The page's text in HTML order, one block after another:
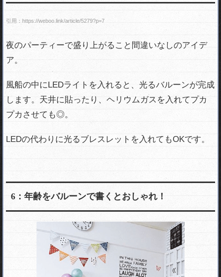
引用：https://weboo.link/article/5279?p=7
夜のパーティーで盛り上がること間違いなしのアイデ
ア。
風船の中にLEDライトを入れると、光るバルーンが完成
します。天井に貼ったり、ヘリウムガスを入れてプカ
プカさせても◎。
LEDの代わりに光るブレスレットを入れてもOKです。
6：年齢をバルーンで書くとおしゃれ！